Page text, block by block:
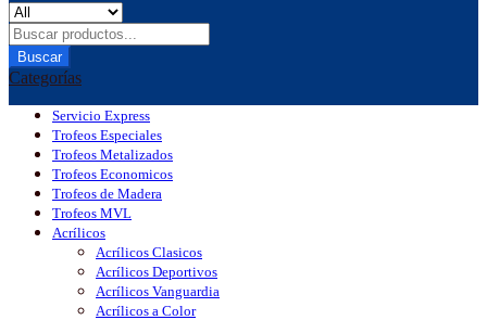
Buscar
Categorías
Servicio Express
Trofeos Especiales
Trofeos Metalizados
Trofeos Economicos
Trofeos de Madera
Trofeos MVL
Acrílicos
Acrílicos Clasicos
Acrílicos Deportivos
Acrílicos Vanguardia
Acrílicos a Color